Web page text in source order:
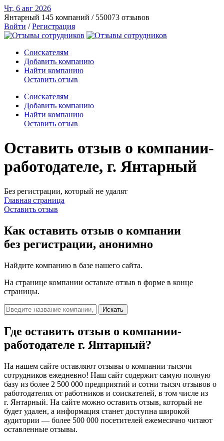
Чт, 6 авг 2026
Янтарный 145 компаний / 550073 отзывов
Войти /Регистрация
Соискателям
Добавить компанию
Найти компанию
Оставить отзыв
Соискателям
Добавить компанию
Найти компанию
Оставить отзыв
Оставить отзыв о компании-
работодателе, г. Янтарный
Без регистрации, который не удалят
Главная страница
Оставить отзыв
Как оставить отзыв о компании
без регистрации, анонимно
Найдите компанию в базе нашего сайта.
На странице компании оставьте отзыв в форме в конце
страницы.
Искать
Где оставить отзыв о компании-
работодателе г. Янтарный?
На нашем сайте оставляют отзывы о компании тысячи
сотрудников ежедневно! Наш сайт содержит самую полную
базу из более 2 500 000 предприятий и сотни тысяч отзывов о
работодателях от работников и соискателей, в том числе из
г. Янтарный. На сайте можно оставить отзыв, который не
будет удален, а информация станет доступна широкой
аудитории — более 500 000 посетителей ежемесячно читают
оставленные отзывы.